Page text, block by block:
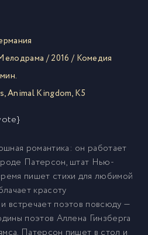
/2016 / Комедия
,Animal Kingdom,K5
романтика: он работает
Патерсон, штат Нью-
пишет стихи для любимой
красоту
встречает поэтов повсюду —
поэтов Аллена Гинзберга